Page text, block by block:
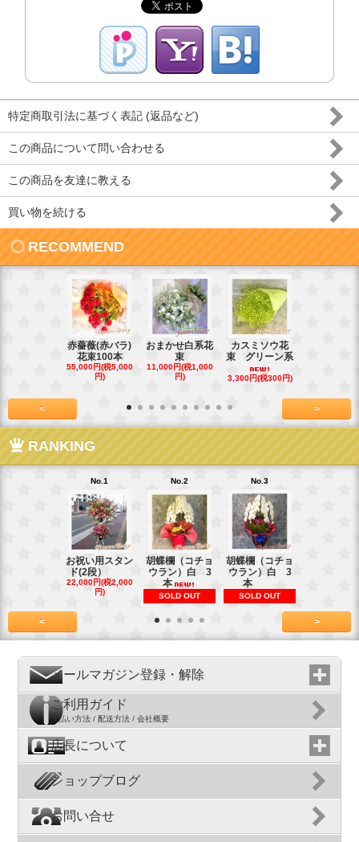
特定商取引法に基づく表記 (返品など)
この商品について問い合わせる
この商品を友達に教える
買い物を続ける
RECOMMEND
赤薔薇(赤バラ)
花束100本
55,000円(税5,000
円)
おまかせ白系花
束
11,000円(税1,000
円)
カスミソウ花
束 グリーン系
3,300円(税300円)
< >
RANKING
No.1
お祝い用スタン
ド(2段）
22,000円(税2,000
円)
No.2
胡蝶欄（コチョ
ウラン）白 3
本
SOLD OUT
No.3
胡蝶欄（コチョ
ウラン）白 3
本
SOLD OUT
< >
メールマガジン登録・解除
ご利用ガイド
支払い方法 / 配送方法 / 会社概要
店長について
ショップブログ
お問い合せ